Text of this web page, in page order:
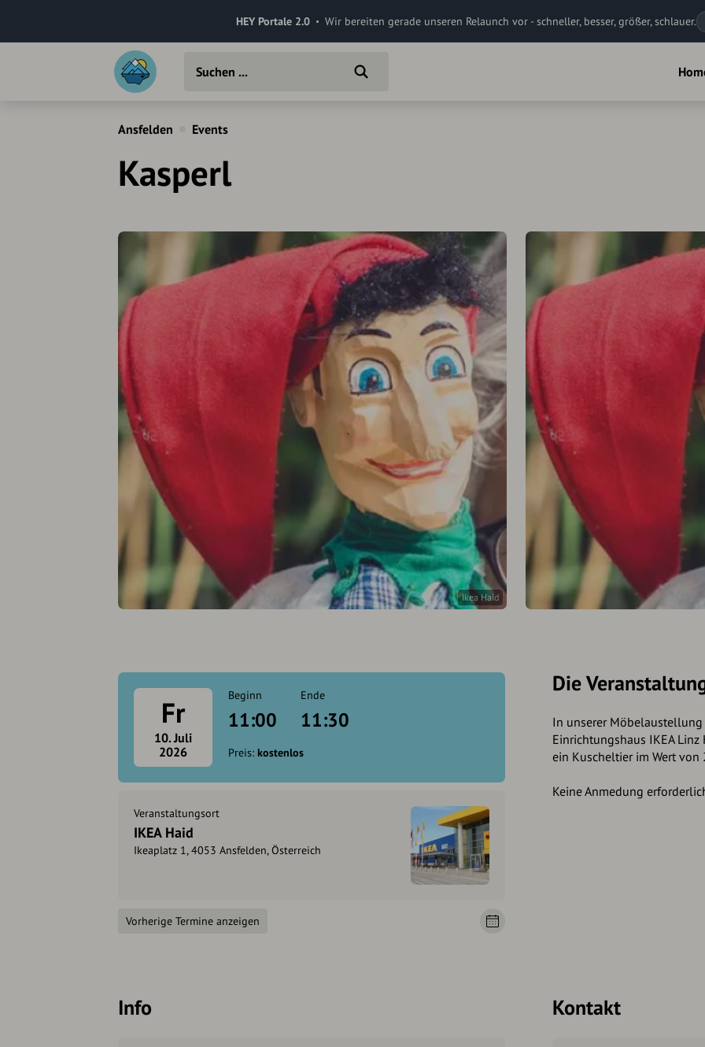
HEY Portale 2.0 Wir bereiten gerade unseren Relaunch vor - schneller, besser, größer, schlauer.
Ansfelden Events
Kasperl
Ikea Haid
Fr
10. Juli
2026
Beginn
11:00
Ende
11:30
Preis: kostenlos
Veranstaltungsort
IKEA Haid
Ikeaplatz 1, 4053 Ansfelden, Österreich
Vorherige Termine anzeigen
Die
In unserer
Einrichtungshaus IKEA
ein Kuscheltier im Wert von
Keine Anmedung
Info Kontakt